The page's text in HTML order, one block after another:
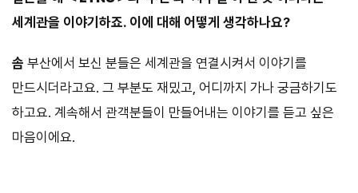
세계관을 이야기하죠. 이에 대해 어떻게 생각하나요?
솜 부산에서 보신 분들은 세계관을 연결시켜서 이야기를
만드시더라고요. 그 부분도 재밌고, 어디까지 가나 궁금하기도
하고요. 계속해서 관객분들이 만들어내는 이야기를 듣고 싶은
마음이에요.